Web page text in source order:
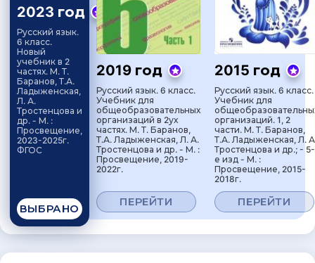
2023 год
Русский язык.
6 класс.
Новый
учебник в 2
частях. М. Т.
Баранов, Т.А.
Ладыженская,
Л. А.
Тростенцова и
др. - М. :
Просвещение,
2023-2025г.
ФГОС
ВЫБРАНО
2019 год
Русский язык. 6 класс.
Учебник для
общеобразовательных
организаций в 2ух
частях. М. Т. Баранов,
Т.А. Ладыженская, Л. А.
Тростенцова и др. - М. :
Просвещение, 2019-
2022г.
ПЕРЕЙТИ
2015 год
Русский язык. 6 класс.
Учебник для
организаций. 1, 2
части. М. Т. Баранов,
Т.А. Ладыженская, Л.
Тростенцова и др.; - 5-
е изд - М. :
Просвещение, 2015-
2018г.
ПЕРЕЙТИ